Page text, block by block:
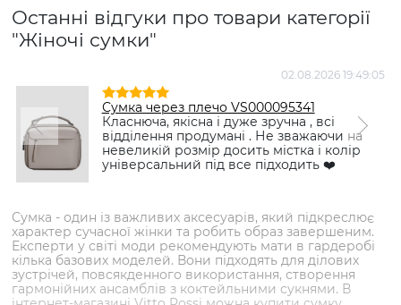
товар
✅ Найдорожчий
товар
Найпопулярніший
Сумка шопер VS000092455
Коричневий
Останні відгуки про товари категорії
"Жіночі сумки"
02.08.2026 19:49:05
Сумка через плечо VS000095341
Класнюча, якісна і дуже зручна , всі
відділення продумані . Не зважаючи на
невеликій розмір досить містка і колір
універсальний під все підходить ❤️
Сумка - один із важливих аксесуарів, який підкреслює
характер сучасної жінки та робить образ завершеним.
Експерти у світі моди рекомендують мати в гардеробі
кілька базових моделей. Вони підходять для ділових
зустрічей, повсякденного використання, створення
гармонійних ансамблів з коктейльними сукнями. В